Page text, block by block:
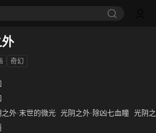
奇幻
之外·末世的微光 光阴之外·除凶七血瞳 光阴